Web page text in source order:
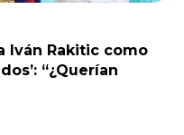
Iván Rakitic como
“¿Querían